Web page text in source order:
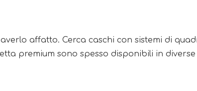
affatto. Cerca caschi con sistemi di
premium sono spesso disponibili in